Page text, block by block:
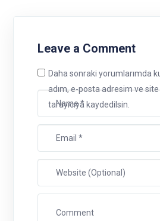
Leave a Comment
Daha sonraki yorumlarımda
adım, e-posta adresim ve
tarayıcıya kaydedilsin.